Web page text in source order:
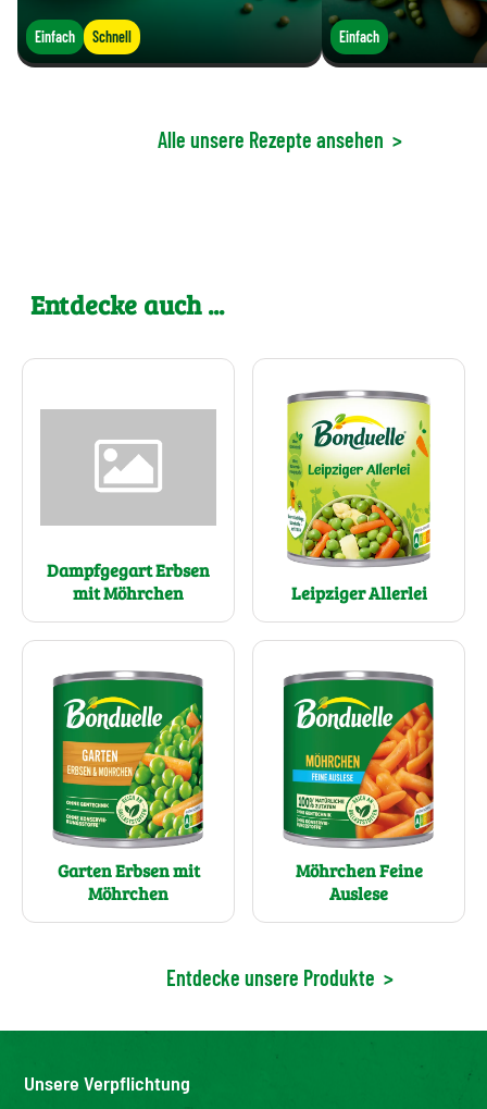
Einfach Schnell Einfach
Alle unsere Rezepte ansehen >
Entdecke auch ...
Dampfgegart Erbsen
mit Möhrchen
Leipziger Allerlei
Garten Erbsen mit
Möhrchen
Möhrchen Feine
Auslese
Entdecke unsere Produkte >
Unsere Verpflichtung